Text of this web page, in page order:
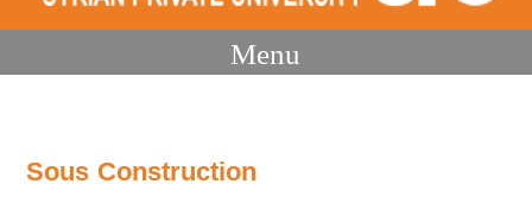
Menu
Sous Construction